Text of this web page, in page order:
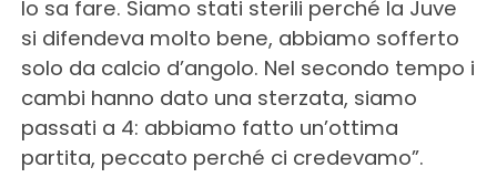
lo sa fare. Siamo stati sterili perché la Juve
si difendeva molto bene, abbiamo sofferto
solo da calcio d’angolo. Nel secondo tempo i
cambi hanno dato una sterzata, siamo
passati a 4: abbiamo fatto un’ottima
partita, peccato perché ci credevamo”.